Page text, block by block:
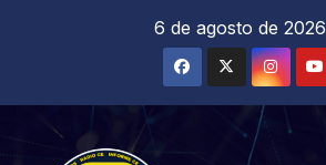
6 de agosto de 2026